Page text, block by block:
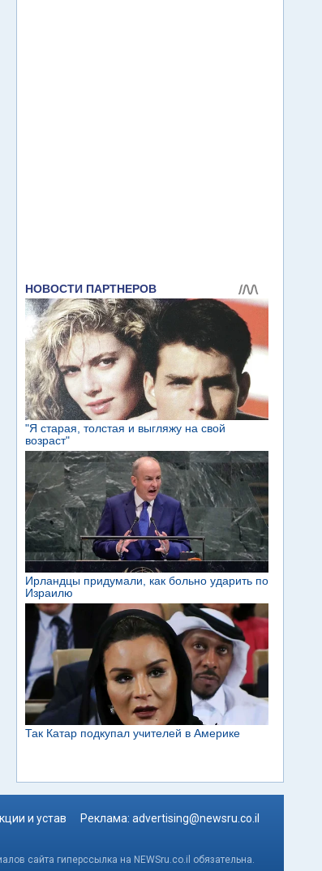
и устав Реклама: advertising@newsru.co.il
сайта гиперссылка на NEWSru.co.il обязательна.